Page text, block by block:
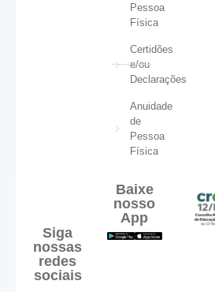
Pessoa
Física
Certidões
e/ou
Declarações
Anuidade
de
Pessoa
Física
Siga
nossas
redes
sociais
Baixe
nosso
App